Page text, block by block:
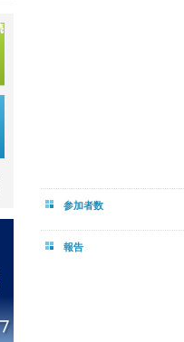
参加者数
報告